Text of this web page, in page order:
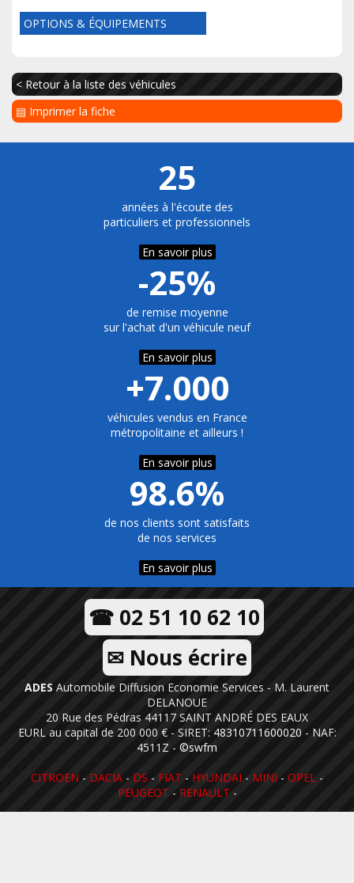
OPTIONS & ÉQUIPEMENTS
< Retour à la liste des véhicules
▤ Imprimer la fiche
25
années à l'écoute des
particuliers et professionnels
En savoir plus
-25%
de remise moyenne
sur l'achat d'un véhicule neuf
En savoir plus
+7.000
véhicules vendus en France
métropolitaine et ailleurs !
En savoir plus
98.6%
de nos clients sont satisfaits
de nos services
En savoir plus
☎ 02 51 10 62 10
✉ Nous écrire
ADES Automobile Diffusion Economie Services - M. Laurent
DELANOUE
20 Rue des Pédras 44117 SAINT ANDRÉ DES EAUX
EURL au capital de 200 000 € - SIRET: 48310711600020 - NAF:
4511Z - ©swfm
CITROEN - DACIA - DS - FIAT - HYUNDAI - MINI - OPEL -
PEUGEOT - RENAULT -